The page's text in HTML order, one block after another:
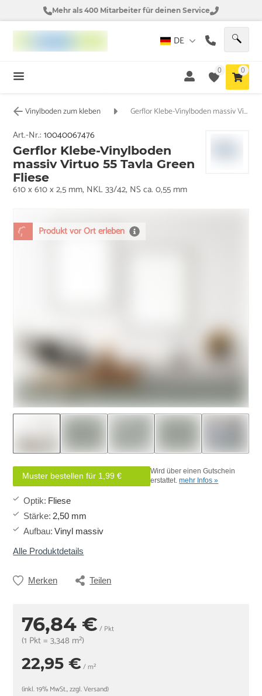
Mehr als 400 Mitarbeiter für deinen Service
DE
0 0
Vinylboden zum kleben Gerflor Klebe-Vinylboden massiv Virtuo 55 Tavla Green Fliese
Produkt vor Ort erleben
Art.-Nr.:10040067476
Gerflor Klebe-Vinylboden
massiv Virtuo 55 Tavla Green
Fliese
610 x 610 x 2,5 mm, NKL 33/42, NS ca. 0,55 mm
Muster bestellen für 1,99 €
Wird über einen Gutschein
erstattet.mehr Infos »
Optik: Fliese
Stärke: 2,50 mm
Aufbau: Vinyl massiv
Alle Produktdetails
Merken Teilen
76,84 € / Pkt
(1 Pkt = 3,348 m²)
22,95 €/ m²
(inkl. 19% MwSt., zzgl. Versand)